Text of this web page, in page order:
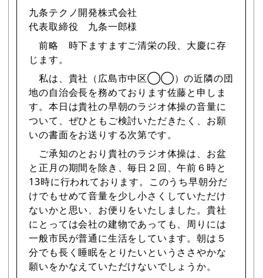
九条テクノ開発株式会社
代表取締役 九条一郎様
前略 時下ますますご清栄の段、大慶に存
じます。
私は、貴社（広島市中区◯◯）の近隣の団
地の自治会長を務めております佐藤と申しま
す。本日は貴社の早朝のラジオ体操の音量に
ついて、ぜひともご検討いただきたく、お願
いの書面をお送りする次第です。
ご承知のとおり貴社のラジオ体操は、お盆
と正月の期間を除き、毎日２回、午前６時と
13時に行われております。このうち早朝分だ
けでもせめて音量を少し小さくしていただけ
ないかと思い、お便りをいたしました。貴社
にとっては会社の建物であっても、周りには
一般市民が普通に生活をしています。朝は５
分でも長く睡眠をとりたいというささやかな
願いをかなえていただけないでしょうか。